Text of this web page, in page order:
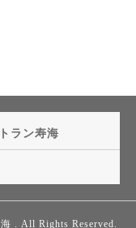
ラン寿海
. All Rights Reserved.